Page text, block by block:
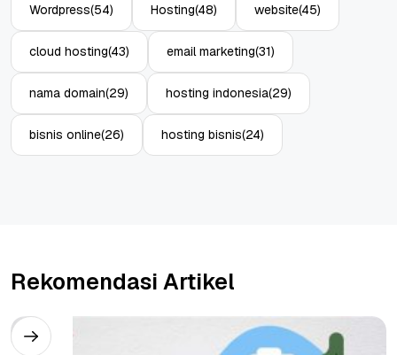
Wordpress(54) Hosting(48) website(45)
cloud hosting(43) email marketing(31)
nama domain(29) hosting indonesia(29)
bisnis online(26) hosting bisnis(24)
Rekomendasi Artikel